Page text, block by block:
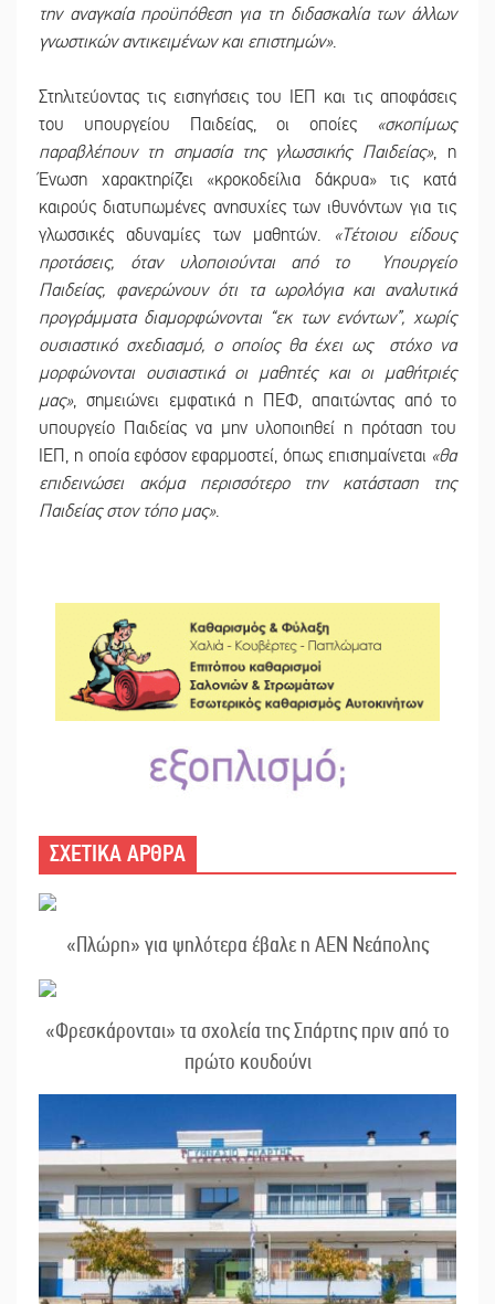
την αναγκαία προϋπόθεση για τη διδασκαλία των άλλων
γνωστικών αντικειμένων και επιστημών».
Στηλιτεύοντας τις εισηγήσεις του ΙΕΠ και τις αποφάσεις
του υπουργείου Παιδείας, οι οποίες «σκοπίμως
παραβλέπουν τη σημασία της γλωσσικής Παιδείας», η
Ένωση χαρακτηρίζει «κροκοδείλια δάκρυα» τις κατά
καιρούς διατυπωμένες ανησυχίες των ιθυνόντων για τις
γλωσσικές αδυναμίες των μαθητών.
«Τέτοιου είδους
προτάσεις, όταν υλοποιούνται από το Υπουργείο
Παιδείας, φανερώνουν ότι τα ωρολόγια και αναλυτικά
προγράμματα διαμορφώνονται “εκ των ενόντων”, χωρίς
ουσιαστικό σχεδιασμό, ο οποίος θα έχει ως στόχο να
μορφώνονται ουσιαστικά οι μαθητές και οι μαθήτριές
μας», σημειώνει εμφατικά η ΠΕΦ, απαιτώντας από το
υπουργείο Παιδείας να μην υλοποιηθεί η πρόταση του
ΙΕΠ, η οποία εφόσον εφαρμοστεί, όπως επισημαίνεται «θα
επιδεινώσει ακόμα περισσότερο την κατάσταση της
Παιδείας στον τόπο μας».
ΣΧΕΤΙΚΑ ΑΡΘΡΑ
«Πλώρη» για ψηλότερα έβαλε η ΑΕΝ Νεάπολης
«Φρεσκάρονται» τα σχολεία της Σπάρτης πριν από το
πρώτο κουδούνι